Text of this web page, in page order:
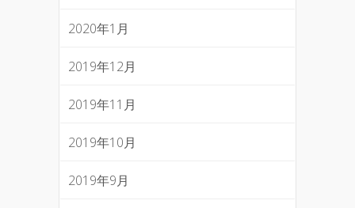
2020年1月
2019年12月
2019年11月
2019年10月
2019年9月